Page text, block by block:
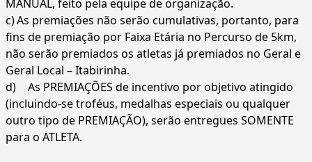
MANUAL, feito pela equipe de organização.
c)As premiações não serão cumulativas, portanto, para
fins de premiação por Faixa Etária no Percurso de 5km,
não serão premiados os atletas já premiados no Geral e
Geral Local – Itabirinha.
d)
As PREMIAÇÕES de incentivo por objetivo atingido
(incluindo-se troféus, medalhas especiais ou qualquer
outro tipo de PREMIAÇÃO), serão entregues SOMENTE
para o ATLETA.